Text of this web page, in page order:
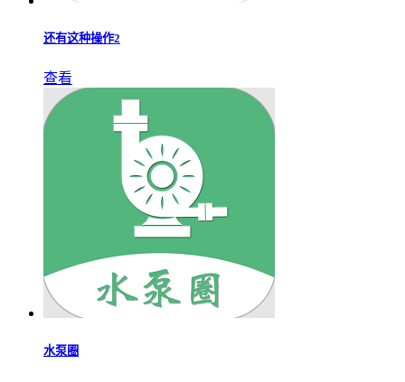
还有这种操作2
查看
水泵圈